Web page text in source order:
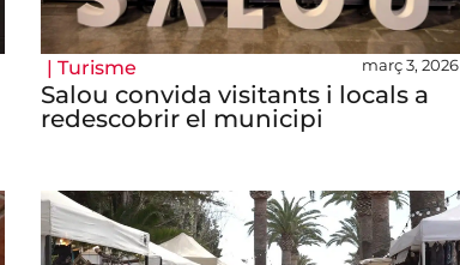
| Turisme març 3, 2026
Salou convida visitants i locals a
redescobrir el municipi